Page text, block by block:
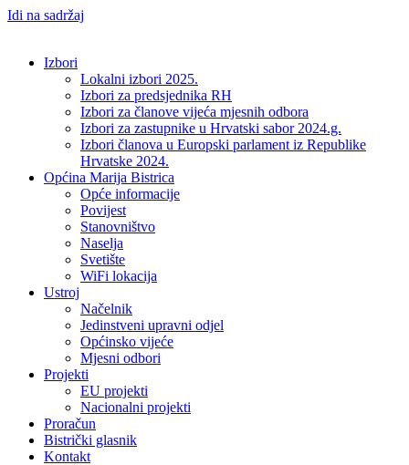
Idi na sadržaj
Izbori
Lokalni izbori 2025.
Izbori za predsjednika RH
Izbori za članove vijeća mjesnih odbora
Izbori za zastupnike u Hrvatski sabor 2024.g.
Izbori članova u Europski parlament iz Republike
Hrvatske 2024.
Općina Marija Bistrica
Opće informacije
Povijest
Stanovništvo
Naselja
Svetište
WiFi lokacija
Ustroj
Načelnik
Jedinstveni upravni odjel
Općinsko vijeće
Mjesni odbori
Projekti
EU projekti
Nacionalni projekti
Proračun
Bistrički glasnik
Kontakt